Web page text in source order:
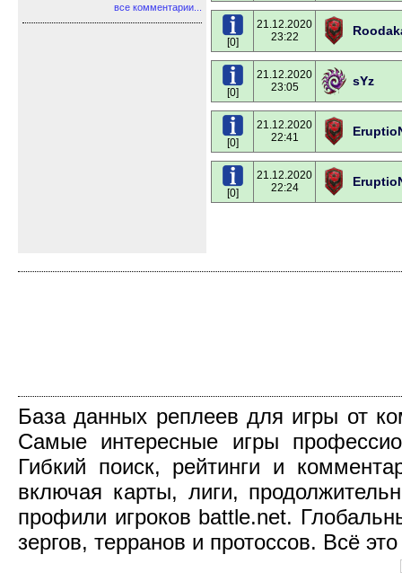
все комментарии...
[0]
21.12.2020
23:22
[0]
21.12.2020
23:05
sYz
[0]
21.12.2020
22:41
[0]
21.12.2020
22:24
База данных реплеев для игры от
Самые интересные игры
Гибкий поиск, рейтинги и
включая карты, лиги,
профили игроков battle.net.
зергов, терранов и протоссов. Всё